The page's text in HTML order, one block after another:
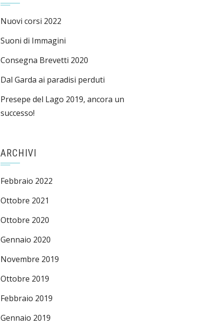
Nuovi corsi 2022
Suoni di Immagini
Consegna Brevetti 2020
Dal Garda ai paradisi perduti
Presepe del Lago 2019, ancora un
successo!
ARCHIVI
Febbraio 2022
Ottobre 2021
Ottobre 2020
Gennaio 2020
Novembre 2019
Ottobre 2019
Febbraio 2019
Gennaio 2019